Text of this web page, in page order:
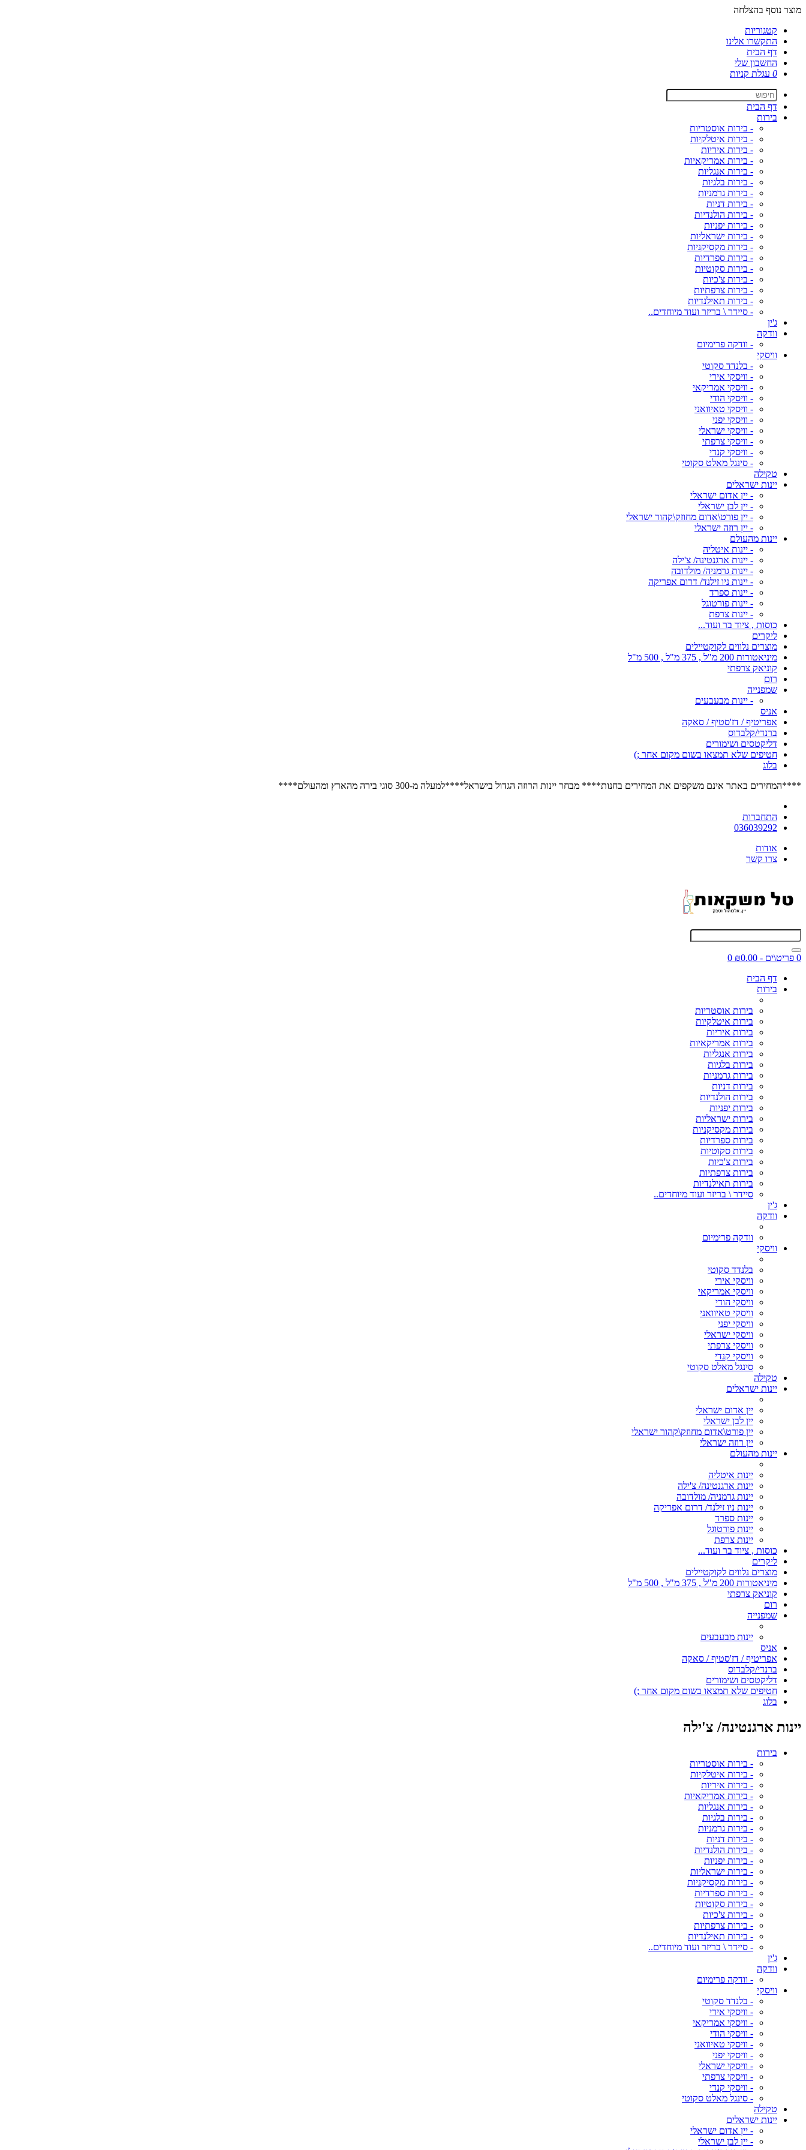
מוצר נוסף בהצלחה
קטגוריות
התקשרו אלינו
דף הבית
החשבון שלי
0 עגלת קניות
דף הבית
בירות
- בירות אוסטריות
- בירות איטלקיות
- בירות איריות
- בירות אמריקאיות
- בירות אנגליות
- בירות בלגיות
- בירות גרמניות
- בירות דניות
- בירות הולנדיות
- בירות יפניות
- בירות ישראליות
- בירות מקסיקניות
- בירות ספרדיות
- בירות סקוטיות
- בירות צ'כיות
- בירות צרפתיות
- בירות תאילנדיות
- סיידר \ בריזר ועוד מיוחדים..
ג'ין
וודקה
- וודקה פרימיום
וויסקי
- בלנדד סקוטי
- וויסקי אירי
- וויסקי אמריקאי
- וויסקי הודי
- וויסקי טאיוואני
- וויסקי יפני
- וויסקי ישראלי
- וויסקי צרפתי
- וויסקי קנדי
- סינגל מאלט סקוטי
טקילה
יינות ישראלים
- יין אדום ישראלי
- יין לבן ישראלי
- יין פורט\אדום מחוזק\קהור ישראלי
- יין רוזה ישראלי
יינות מהעולם
- יינות איטליה
- יינות ארגנטינה/ צ'ילה
- יינות גרמניה/ מולדובה
- יינות ניו זילנד/ דרום אפריקה
- יינות ספרד
- יינות פורטוגל
- יינות צרפת
כוסות , ציוד בר ועוד...
ליקרים
מוצרים נלווים לקוקטיילים
מיניאטורות 200 מ"ל , 375 מ"ל , 500 מ"ל
קוניאק צרפתי
רום
שמפנייה
- יינות מבעבעים
אניס
אפריטיף / דז'סטיף / סאקה
ברנדי/קלבדוס
דליקטסים ושימורים
חטיפים שלא תמצאו בשום מקום אחר ;)
בלוג
****המחירים באתר אינם משקפים את המחירים בחנות**** מבחר יינות הרוזה הגדול בישראל****למעלה מ-300 סוגי בירה מהארץ ומהעולם****
התחברות
036039292
אודות
צרו קשר
0 פריט\ים - ₪0.00
0
דף הבית
בירות
בירות אוסטריות
בירות איטלקיות
בירות איריות
בירות אמריקאיות
בירות אנגליות
בירות בלגיות
בירות גרמניות
בירות דניות
בירות הולנדיות
בירות יפניות
בירות ישראליות
בירות מקסיקניות
בירות ספרדיות
בירות סקוטיות
בירות צ'כיות
בירות צרפתיות
בירות תאילנדיות
סיידר \ בריזר ועוד מיוחדים..
ג'ין
וודקה
וודקה פרימיום
וויסקי
בלנדד סקוטי
וויסקי אירי
וויסקי אמריקאי
וויסקי הודי
וויסקי טאיוואני
וויסקי יפני
וויסקי ישראלי
וויסקי צרפתי
וויסקי קנדי
סינגל מאלט סקוטי
טקילה
יינות ישראלים
יין אדום ישראלי
יין לבן ישראלי
יין פורט\אדום מחוזק\קהור ישראלי
יין רוזה ישראלי
יינות מהעולם
יינות איטליה
יינות ארגנטינה/ צ'ילה
יינות גרמניה/ מולדובה
יינות ניו זילנד/ דרום אפריקה
יינות ספרד
יינות פורטוגל
יינות צרפת
כוסות , ציוד בר ועוד...
ליקרים
מוצרים נלווים לקוקטיילים
מיניאטורות 200 מ"ל , 375 מ"ל , 500 מ"ל
קוניאק צרפתי
רום
שמפנייה
יינות מבעבעים
אניס
אפריטיף / דז'סטיף / סאקה
ברנדי/קלבדוס
דליקטסים ושימורים
חטיפים שלא תמצאו בשום מקום אחר ;)
בלוג
יינות ארגנטינה/ צ'ילה
בירות
- בירות אוסטריות
- בירות איטלקיות
- בירות איריות
- בירות אמריקאיות
- בירות אנגליות
- בירות בלגיות
- בירות גרמניות
- בירות דניות
- בירות הולנדיות
- בירות יפניות
- בירות ישראליות
- בירות מקסיקניות
- בירות ספרדיות
- בירות סקוטיות
- בירות צ'כיות
- בירות צרפתיות
- בירות תאילנדיות
- סיידר \ בריזר ועוד מיוחדים..
ג'ין
וודקה
- וודקה פרימיום
וויסקי
- בלנדד סקוטי
- וויסקי אירי
- וויסקי אמריקאי
- וויסקי הודי
- וויסקי טאיוואני
- וויסקי יפני
- וויסקי ישראלי
- וויסקי צרפתי
- וויסקי קנדי
- סינגל מאלט סקוטי
טקילה
יינות ישראלים
- יין אדום ישראלי
- יין לבן ישראלי